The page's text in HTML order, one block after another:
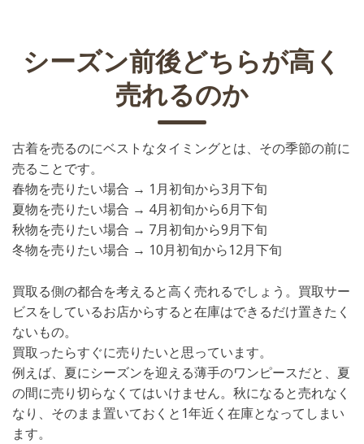
シーズン前後どちらが高く
売れるのか
古着を売るのにベストなタイミングとは、その季節の前に
売ることです。
春物を売りたい場合 → 1月初旬から3月下旬
夏物を売りたい場合 → 4月初旬から6月下旬
秋物を売りたい場合 → 7月初旬から9月下旬
冬物を売りたい場合 → 10月初旬から12月下旬
買取る側の都合を考えると高く売れるでしょう。買取サー
ビスをしているお店からすると在庫はできるだけ置きたく
ないもの。
買取ったらすぐに売りたいと思っています。
例えば、夏にシーズンを迎える薄手のワンピースだと、夏
の間に売り切らなくてはいけません。秋になると売れなく
なり、そのまま置いておくと1年近く在庫となってしまい
ます。